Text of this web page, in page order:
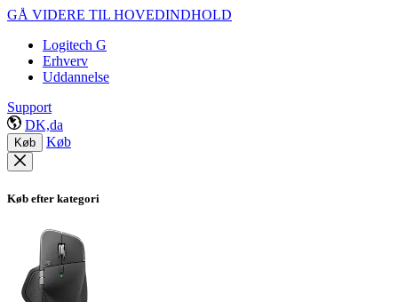
GÅ VIDERE TIL HOVEDINDHOLD
Logitech G
Erhverv
Uddannelse
Support
DK,da
Køb Køb
Køb efter kategori